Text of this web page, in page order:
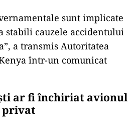
sunt implicate
stabili cauzele accidentului
a transmis Autoritatea
într-un comunicat
ar fi închiriat avionul
privat